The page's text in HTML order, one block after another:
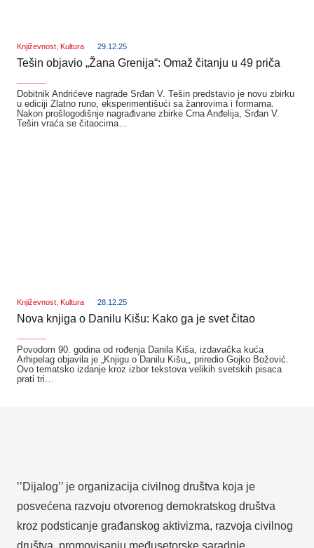
Književnost, Kultura 29.12.25
Tešin objavio „Žana Grenija“: Omaž čitanju u 49 priča
Dobitnik Andrićeve nagrade Srđan V. Tešin predstavio je novu zbirku
u ediciji Zlatno runo, eksperimentišući sa žanrovima i formama.
Nakon prošlogodišnje nagrađivane zbirke Crna Anđelija, Srđan V.
Tešin vraća se čitaocima…
Književnost, Kultura 28.12.25
Nova knjiga o Danilu Kišu: Kako ga je svet čitao
Povodom 90. godina od rođenja Danila Kiša, izdavačka kuća
Arhipelag objavila je „Knjigu o Danilu Kišu„, priredio Gojko Božović.
Ovo tematsko izdanje kroz izbor tekstova velikih svetskih pisaca
prati tri…
’’Dijalog’’ je organizacija civilnog društva koja je
posvećena razvoju otvorenog demokratskog društva
kroz podsticanje građanskog aktivizma, razvoja civilnog